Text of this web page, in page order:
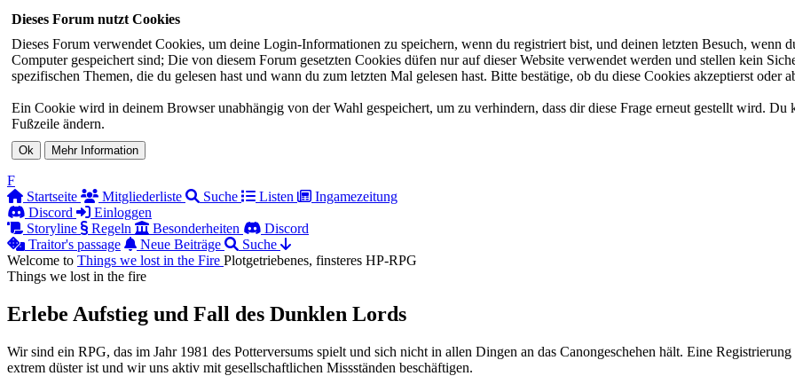
Dieses Forum nutzt Cookies
Dieses Forum verwendet Cookies, um deine Login-Informationen zu speichern, wenn du registriert bist, und deinen letzten Besuch, wenn
Computer gespeichert sind; Die von diesem Forum gesetzten Cookies düfen nur auf dieser Website verwendet werden und stellen kein
spezifischen Themen, die du gelesen hast und wann du zum letzten Mal gelesen hast. Bitte bestätige, ob du diese Cookies akzeptierst oder
Ein Cookie wird in deinem Browser unabhängig von der Wahl gespeichert, um zu verhindern, dass dir diese Frage erneut gestellt wird.
Fußzeile ändern.
F
Startseite
Mitgliederliste Suche Listen
Ingamezeitung
Discord
Einloggen
Storyline
Regeln Besonderheiten
Discord
Traitor's passage
Neue Beiträge
Suche
Welcome to Things we lost in the Fire Plotgetriebenes, finsteres HP-RPG
Things we lost in the fire
Erlebe Aufstieg und Fall des Dunklen Lords
Wir sind ein RPG, das im Jahr 1981 des Potterversums spielt und sich nicht in allen Dingen an das Canongeschehen hält. Eine
extrem düster ist und wir uns aktiv mit gesellschaftlichen Missständen beschäftigen.